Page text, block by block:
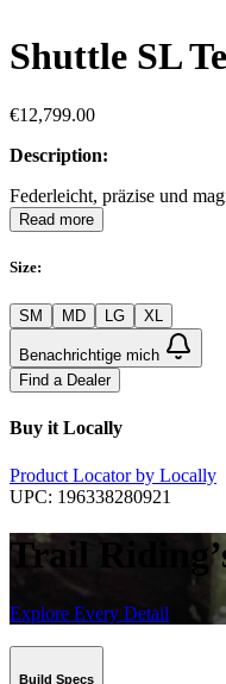
Shuttle SL
€12,799.00
Description:
Federleicht, präzise und
Read more
Size:
SM MD LG XL
Benachrichtige mich
Find a Dealer
Buy it Locally
Product Locator by Locally
UPC: 196338280921
Trail
Explore Every Detail
Build Specs